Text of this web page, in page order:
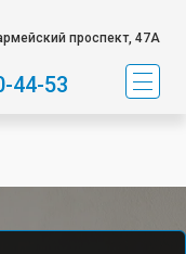
проспект, 47А
44-53